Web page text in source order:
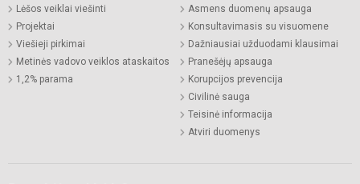
Lėšos veiklai viešinti
Projektai
Viešieji pirkimai
Metinės vadovo veiklos ataskaitos
1,2% parama
Asmens duomenų apsauga
Konsultavimasis su visuomene
Dažniausiai užduodami klausimai
Pranešėjų apsauga
Korupcijos prevencija
Civilinė sauga
Teisinė informacija
Atviri duomenys